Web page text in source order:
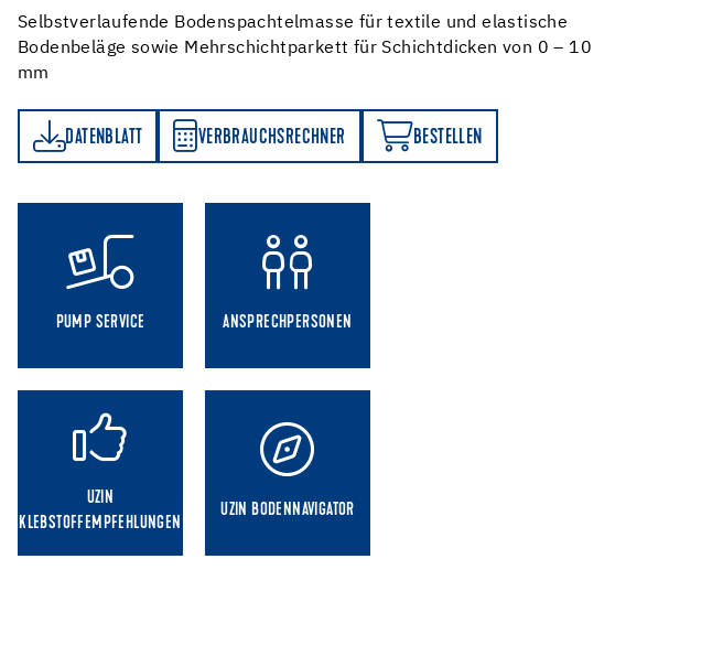
Selbstverlaufende Bodenspachtelmasse für textile und elastische
Bodenbeläge sowie Mehrschichtparkett für Schichtdicken von 0 – 10
mm
DATENBLATT VERBRAUCHSRECHNER
VERBRAUCHSRECHNER BESTELLEN
BESTELLEN
PUMP SERVICE ANSPRECHPERSONEN
UZIN
KLEBSTOFFEMPFEHLUNGEN
UZIN BODENNAVIGATOR